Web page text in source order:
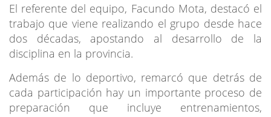
El referente del equipo, Facundo Mota, destacó el
trabajo que viene realizando el grupo desde hace
dos décadas, apostando al desarrollo de la
disciplina en la provincia.
Además de lo deportivo, remarcó que detrás de
cada participación hay un importante proceso de
preparación que incluye entrenamientos,